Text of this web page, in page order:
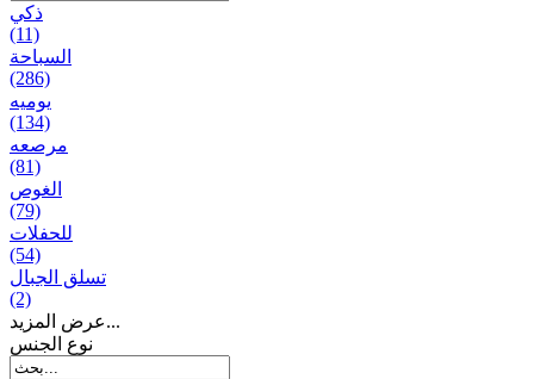
ذكي
(11)
السباحة
(286)
يومیه
(134)
مرصعه
(81)
الغوص
(79)
للحفلات
(54)
تسلق الجبال
(2)
عرض المزيد...
نوع الجنس